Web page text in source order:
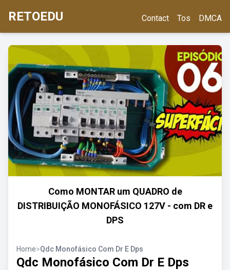
RETOEDU Contact Tos DMCA
Como MONTAR um QUADRO de
DISTRIBUIÇÃO MONOFÁSICO 127V - com DR e
DPS
Home>Qdc Monofásico Com Dr E Dps
Qdc Monofásico Com Dr E Dps